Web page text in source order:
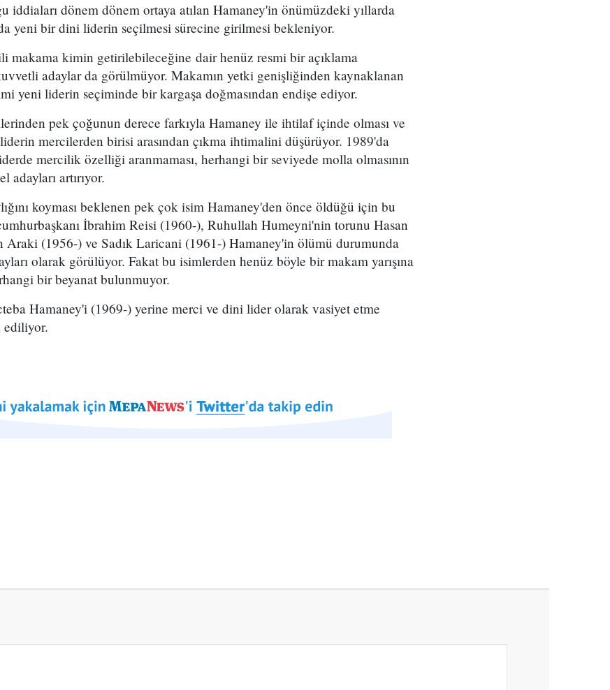
iddiaları dönem dönem ortaya atılan Hamaney'in önümüzdeki yıllarda
yeni bir dini liderin seçilmesi sürecine girilmesi bekleniyor.
makama kimin getirilebileceğine dair henüz resmi bir açıklama
adaylar da görülmüyor. Makamın yetki genişliğinden kaynaklanan
yeni liderin seçiminde bir kargaşa doğmasından endişe ediyor.
pek çoğunun derece farkıyla Hamaney ile ihtilaf içinde olması ve
mercilerden birisi arasından çıkma ihtimalini düşürüyor. 1989'da
mercilik özelliği aranmaması, herhangi bir seviyede molla olmasının
artırıyor.
koyması beklenen pek çok isim Hamaney'den önce öldüğü için bu
İbrahim Reisi (1960-), Ruhullah Humeyni'nin torunu Hasan
(1956-) ve Sadık Laricani (1961-) Hamaney'in ölümü durumunda
olarak görülüyor. Fakat bu isimlerden henüz böyle bir makam yarışına
bir beyanat bulunmuyor.
Hamaney'i (1969-) yerine merci ve dini lider olarak vasiyet etme
ediliyor.